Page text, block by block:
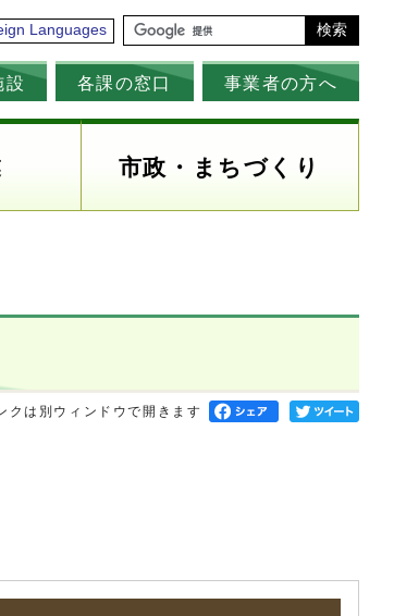
Languages 検索
設 各課の窓口 事業者の方へ
市政・まちづくり
クは別ウィンドウで開きます